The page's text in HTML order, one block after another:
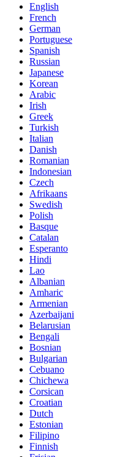
English
French
German
Portuguese
Spanish
Russian
Japanese
Korean
Arabic
Irish
Greek
Turkish
Italian
Danish
Romanian
Indonesian
Czech
Afrikaans
Swedish
Polish
Basque
Catalan
Esperanto
Hindi
Lao
Albanian
Amharic
Armenian
Azerbaijani
Belarusian
Bengali
Bosnian
Bulgarian
Cebuano
Chichewa
Corsican
Croatian
Dutch
Estonian
Filipino
Finnish